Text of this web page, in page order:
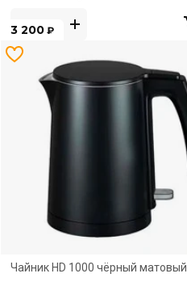
3 200 ₽
Новинка
Чайник HD 1000 чёрный матовый